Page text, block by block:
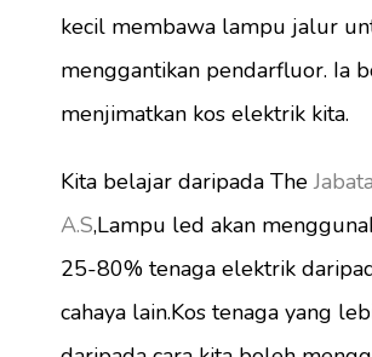
kecil membawa lampu jalur
menggantikan pendarfluor. Ia
menjimatkan kos elektrik kita.
Kita belajar daripada The
A.S,Lampu led akan
25-80% tenaga elektrik
cahaya lain.Kos tenaga yang